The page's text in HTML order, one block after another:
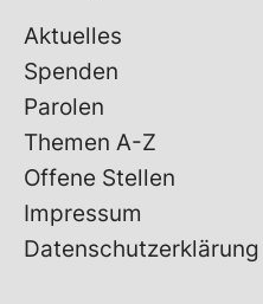
Aktuelles
Spenden
Parolen
Themen A-Z
Offene Stellen
Impressum
Datenschutzerklärung